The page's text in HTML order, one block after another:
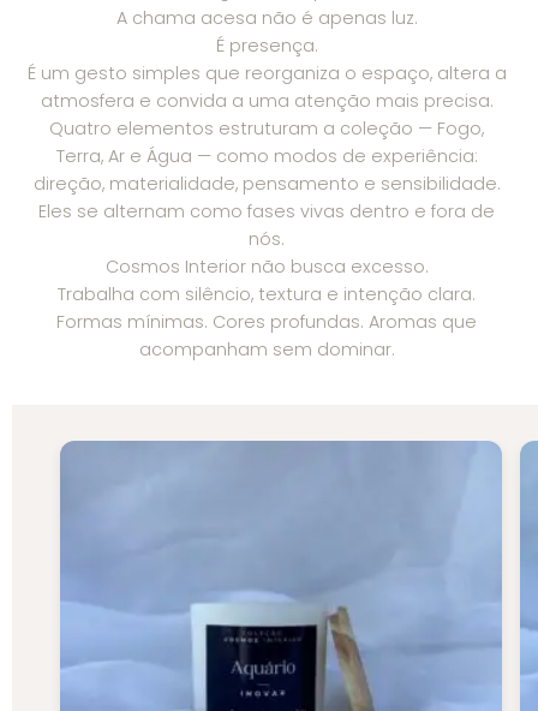
A chama acesa não é apenas luz.
É presença.
É um gesto simples que reorganiza o espaço, altera a
atmosfera e convida a uma atenção mais precisa.
Quatro elementos estruturam a coleção — Fogo,
Terra, Ar e Água — como modos de experiência:
direção, materialidade, pensamento e sensibilidade.
Eles se alternam como fases vivas dentro e fora de
nós.
Cosmos Interior não busca excesso.
Trabalha com silêncio, textura e intenção clara.
Formas mínimas. Cores profundas. Aromas que
acompanham sem dominar.